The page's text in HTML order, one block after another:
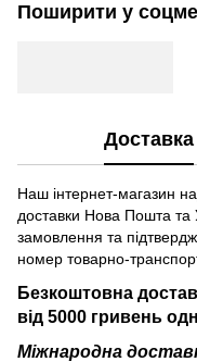
Поширити у
Доставка
Наш інтернет-магазин
доставки Нова Пошта
замовлення та
номер товарно-
Безкоштовна
від 5000 гривень
Міжнародна